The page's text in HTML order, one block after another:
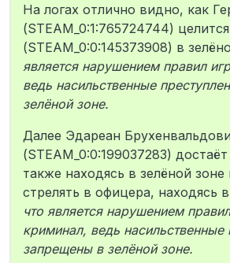
На логах отлично видно, как
(STEAM_0:1:765724744)
(STEAM_0:0:145373908) в
является нарушением правил
ведь насильственные
зелёной зоне.
Далее Эдареан
(STEAM_0:0:199037283)
также находясь в зелёной зоне
стрелять в офицера, находясь
что является нарушением
криминал, ведь насильственные
запрещены в зелёной зоне.